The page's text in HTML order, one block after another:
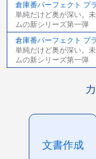
倉庫番パーフェクト プ
単純だけど奥が深い。
ムの新シリーズ第一弾
倉庫番パーフェクト プ
単純だけど奥が深い。
ムの新シリーズ第一弾
文書作成